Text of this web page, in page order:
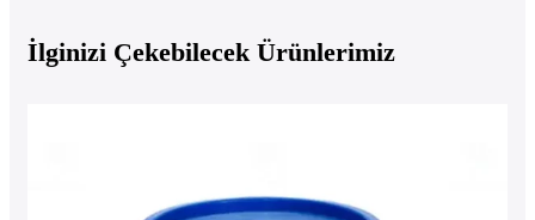
İlginizi Çekebilecek Ürünlerimiz